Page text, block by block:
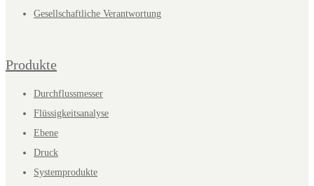
Gesellschaftliche Verantwortung
Produkte
Durchflussmesser
Flüssigkeitsanalyse
Ebene
Druck
Systemprodukte